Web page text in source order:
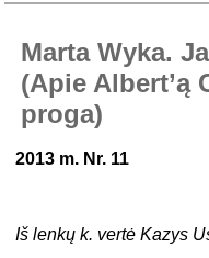
Marta Wyka.
(Apie Albert’ą
proga)
2013 m. Nr. 11
Iš lenkų k. vertė Kazys